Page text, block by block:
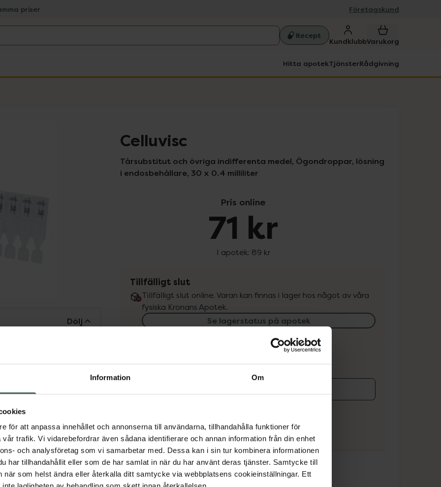
Information Om
för att anpassa innehållet och annonserna till användarna, tillhandahålla funktioner för
trafik. Vi vidarebefordrar även sådana identifierare och annan information från din enhet
och analysföretag som vi samarbetar med. Dessa kan i sin tur kombinera informationen
har tillhandahållit eller som de har samlat in när du har använt deras tjänster. Samtycke till
när som helst ändra eller återkalla ditt samtycke via webbplatsens cookieinställningar. Ett
priser Företagskund
Recept
KundklubbVarukorg
Hitta apotekTjänsterRådgivning
Celluvisc
Tårsubstitut och övriga indifferenta medel, Ögondroppar, lösning
i endosbehållare, 30 x 0.4 milliliter
Pris online
71 kr
I apotek: 89 kr
Tillfälligt slut
Tillfälligt slut online. Varan kan finnas i lager hos något av våra
fysiska Kronans Apotek.
Se lagerstatus på apotek
Få mejl när varan finns i lager online
Spara
Fler produkter från Celluvisc
Aktuella erbjudanden
Dölj
innan
torra ögon som
tårvätskan och
bipacksedel innan